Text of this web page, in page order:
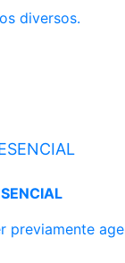
diversos.
previamente